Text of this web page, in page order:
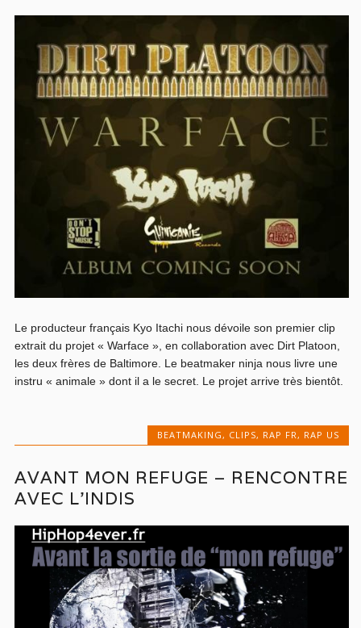
Le producteur français Kyo Itachi nous dévoile son premier clip
extrait du projet « Warface », en collaboration avec Dirt Platoon,
les deux frères de Baltimore. Le beatmaker ninja nous livre une
instru « animale » dont il a le secret. Le projet arrive très bientôt.
BEATMAKING, CLIPS, RAP FR, RAP US
AVANT MON REFUGE – RENCONTRE
AVEC L’INDIS